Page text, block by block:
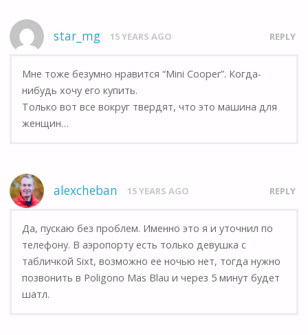
star_mg 15 YEARS AGO REPLY
Мне тоже безумно нравится “Mini Cooper”. Когда-
нибудь хочу его купить.
Только вот все вокруг твердят, что это машина для
женщин…
alexcheban 15 YEARS AGO REPLY
Да, пускаю без проблем. Именно это я и уточнил по
телефону. В аэропорту есть только девушка с
табличкой Sixt, возможно ее ночью нет, тогда нужно
позвонить в Poligono Mas Blau и через 5 минут будет
шатл.